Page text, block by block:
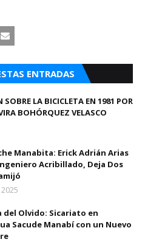
ENTRADAS
SOBRE LA BICICLETA EN 1981 POR
BOHÓRQUEZ VELASCO
Manabita: Erick Adrián Arias
Acribillado, Deja Dos
del Olvido: Sicariato en
Sacude Manabí con un Nuevo